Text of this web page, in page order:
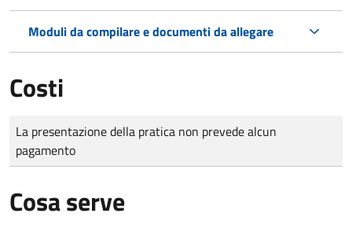
Moduli da compilare e documenti da allegare
Costi
Tipo di pagamento
Importo
La presentazione della pratica non prevede alcun
pagamento
Cosa serve